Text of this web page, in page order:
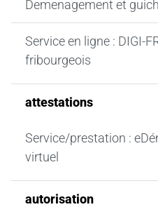
Demenagement et
Service en ligne : DIGI-
fribourgeois
attestations
Service/prestation :
virtuel
autorisation